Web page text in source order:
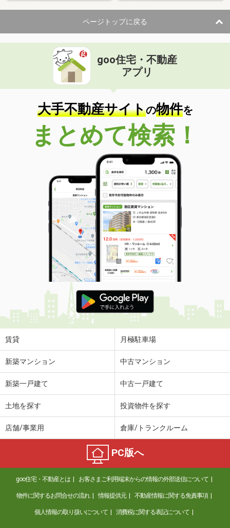
ページトップに戻る
goo住宅・不動産
アプリ
大手不動産サイトの物件を
まとめて検索！
賃貸 月極駐車場
新築マンション 中古マンション
新築一戸建て 中古一戸建て
土地を探す 投資物件を探す
店舗/事業用 倉庫/トランクルーム
PC版へ
goo住宅・不動産とは お客さまご利用端末からの情報の外部送信について
物件に関するお問合せの流れ 情報提供元 不動産情報に関する免責事項
個人情報の取り扱いについて 消費税に関する表記について